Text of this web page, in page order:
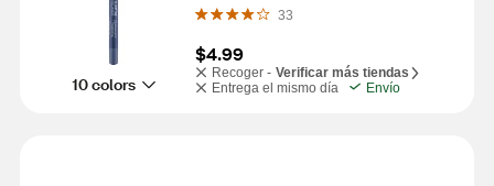
10 colors
33
$4.99
Recoger - Verificar más tiendas
Entrega el mismo día
Envío